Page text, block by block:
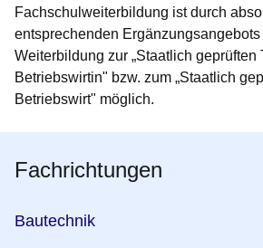
Fachschulweiterbildung ist durch
entsprechenden
Weiterbildung zur „Staatlich geprüften
Betriebswirtin" bzw. zum „Staatlich
Betriebswirt" möglich.
Fachrichtungen
Bautechnik